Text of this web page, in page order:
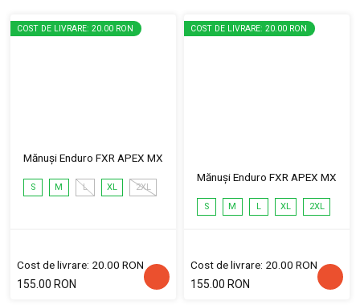
COST DE LIVRARE: 20.00 RON
Mănuși Enduro FXR APEX MX
S M L XL 2XL
Cost de livrare: 20.00 RON
155.00 RON
COST DE LIVRARE: 20.00 RON
Mănuși Enduro FXR APEX MX
S M L XL 2XL
Cost de livrare: 20.00 RON
155.00 RON